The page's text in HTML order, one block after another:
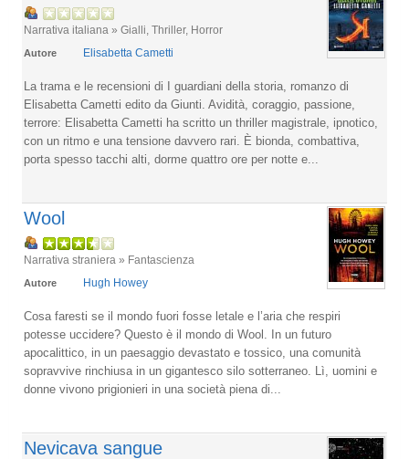
Narrativa italiana » Gialli, Thriller, Horror
Autore Elisabetta Cametti
La trama e le recensioni di I guardiani della storia, romanzo di
Elisabetta Cametti edito da Giunti. Avidità, coraggio, passione,
terrore: Elisabetta Cametti ha scritto un thriller magistrale, ipnotico,
con un ritmo e una tensione davvero rari. È bionda, combattiva,
porta spesso tacchi alti, dorme quattro ore per notte e...
Wool
Narrativa straniera » Fantascienza
Autore Hugh Howey
Cosa faresti se il mondo fuori fosse letale e l’aria che respiri
potesse uccidere? Questo è il mondo di Wool. In un futuro
apocalittico, in un paesaggio devastato e tossico, una comunità
sopravvive rinchiusa in un gigantesco silo sotterraneo. Lì, uomini e
donne vivono prigionieri in una società piena di...
Nevicava sangue